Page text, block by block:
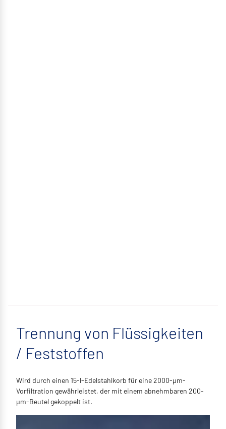
Trennung von Flüssigkeiten
/ Feststoffen
Wird durch einen 15-l-Edelstahlkorb für eine 2000-µm-
Vorfiltration gewährleistet, der mit einem abnehmbaren 200-
µm-Beutel gekoppelt ist.